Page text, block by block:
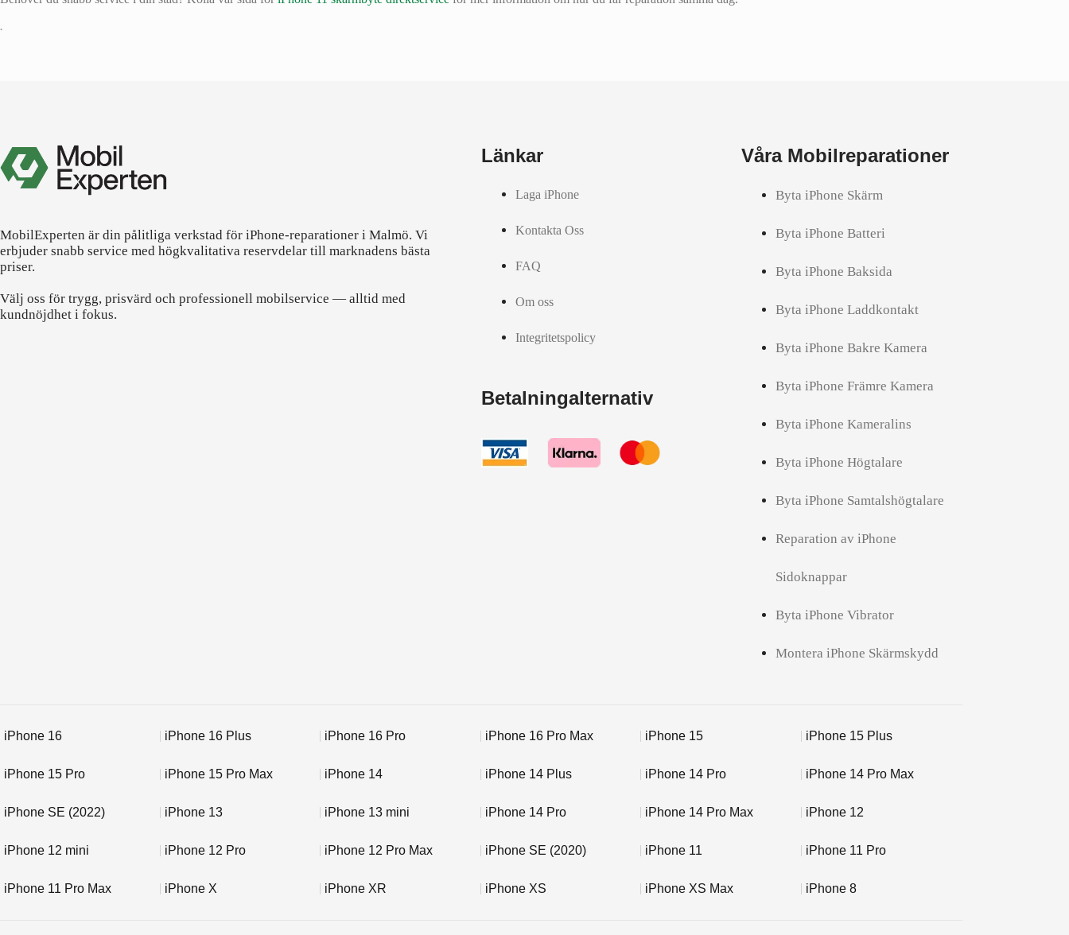
•
MobilExperten är din pålitliga verkstad för iPhone-reparationer i Malmö. Vi
erbjuder snabb service med högkvalitativa reservdelar till marknadens bästa
priser.
Välj oss för trygg, prisvärd och professionell mobilservice — alltid med
kundnöjdhet i fokus.
Länkar
Laga iPhone
Kontakta Oss
FAQ
Om oss
Integritetspolicy
Betalningalternativ
Våra Mobilreparationer
Byta iPhone Skärm
Byta iPhone Batteri
Byta iPhone Baksida
Byta iPhone Laddkontakt
Byta iPhone Bakre Kamera
Byta iPhone Främre Kamera
Byta iPhone Kameralins
Byta iPhone Högtalare
Byta iPhone Samtalshögtalare
Reparation av iPhone
Sidoknappar
Byta iPhone Vibrator
Montera iPhone Skärmskydd
iPhone 16 iPhone 16 Plus iPhone 16 Pro iPhone 16 Pro Max iPhone 15 iPhone 15 Plus
iPhone 15 Pro iPhone 15 Pro Max iPhone 14 iPhone 14 Plus iPhone 14 Pro iPhone 14 Pro Max
iPhone SE (2022) iPhone 13 iPhone 13 mini iPhone 14 Pro iPhone 14 Pro Max iPhone 12
iPhone 12 mini iPhone 12 Pro iPhone 12 Pro Max iPhone SE (2020) iPhone 11 iPhone 11 Pro
iPhone 11 Pro Max iPhone X iPhone XR iPhone XS iPhone XS Max iPhone 8